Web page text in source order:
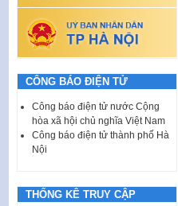
CÔNG BÁO ĐIỆN TỬ
Công báo điện tử nước Cộng
hòa xã hội chủ nghĩa Việt Nam
Công báo điện tử thành phố Hà
Nội
THỐNG KÊ TRUY CẬP